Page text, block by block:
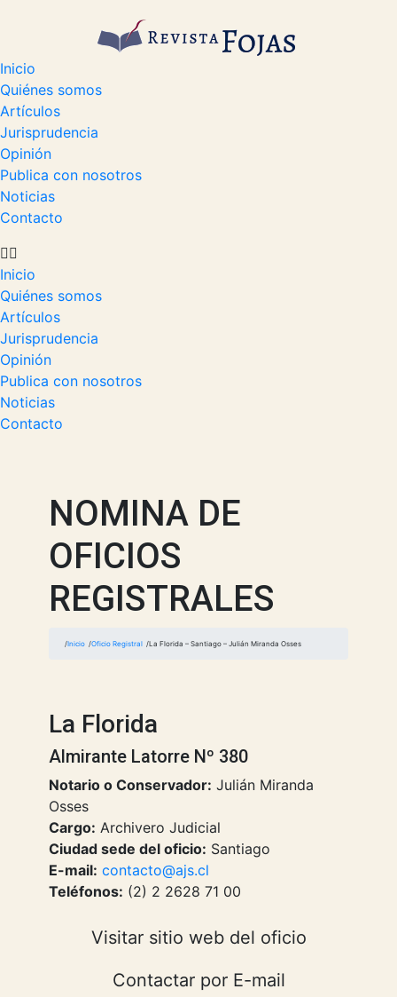
Inicio
Quiénes somos
Artículos
Jurisprudencia
Opinión
Publica con nosotros
Noticias
Contacto
Inicio
Quiénes somos
Artículos
Jurisprudencia
Opinión
Publica con nosotros
Noticias
Contacto
NOMINA DE
OFICIOS
REGISTRALES
Inicio Oficio Registral La Florida – Santiago – Julián Miranda Osses
La Florida
Almirante Latorre Nº 380
Notario o Conservador: Julián Miranda
Osses
Cargo: Archivero Judicial
Ciudad sede del oficio: Santiago
E-mail: contacto@ajs.cl
Teléfonos: (2) 2 2628 71 00
Visitar sitio web del oficio
Contactar por E-mail